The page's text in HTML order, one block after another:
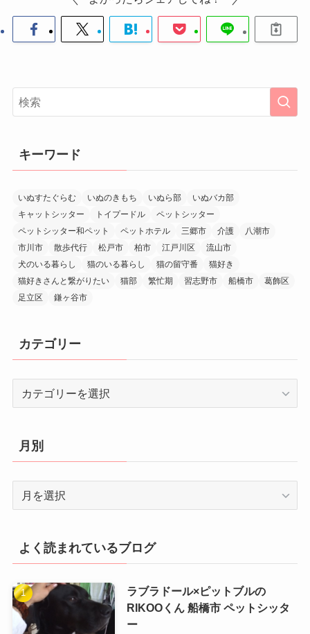
キーワード
いぬすたぐらむ いぬのきもち いぬら部
いぬバカ部
キャットシッター
トイプードル
ペットシッター
ペットシッター和ペット
ペットホテル 三郷市 介護
八潮市
市川市
散歩代行 松戸市 柏市 江戸川区
流山市
犬のいる暮らし
猫のいる暮らし 猫の留守番
猫好き
猫好きさんと繋がりたい
猫部 繁忙期 習志野市 船橋市
葛飾区
足立区
鎌ヶ谷市
カテゴリー
リ
ー
月別
よく読まれているブログ
ラブラドール×ピットブルの
RIKOOくん 船橋市 ペットシッタ
ー